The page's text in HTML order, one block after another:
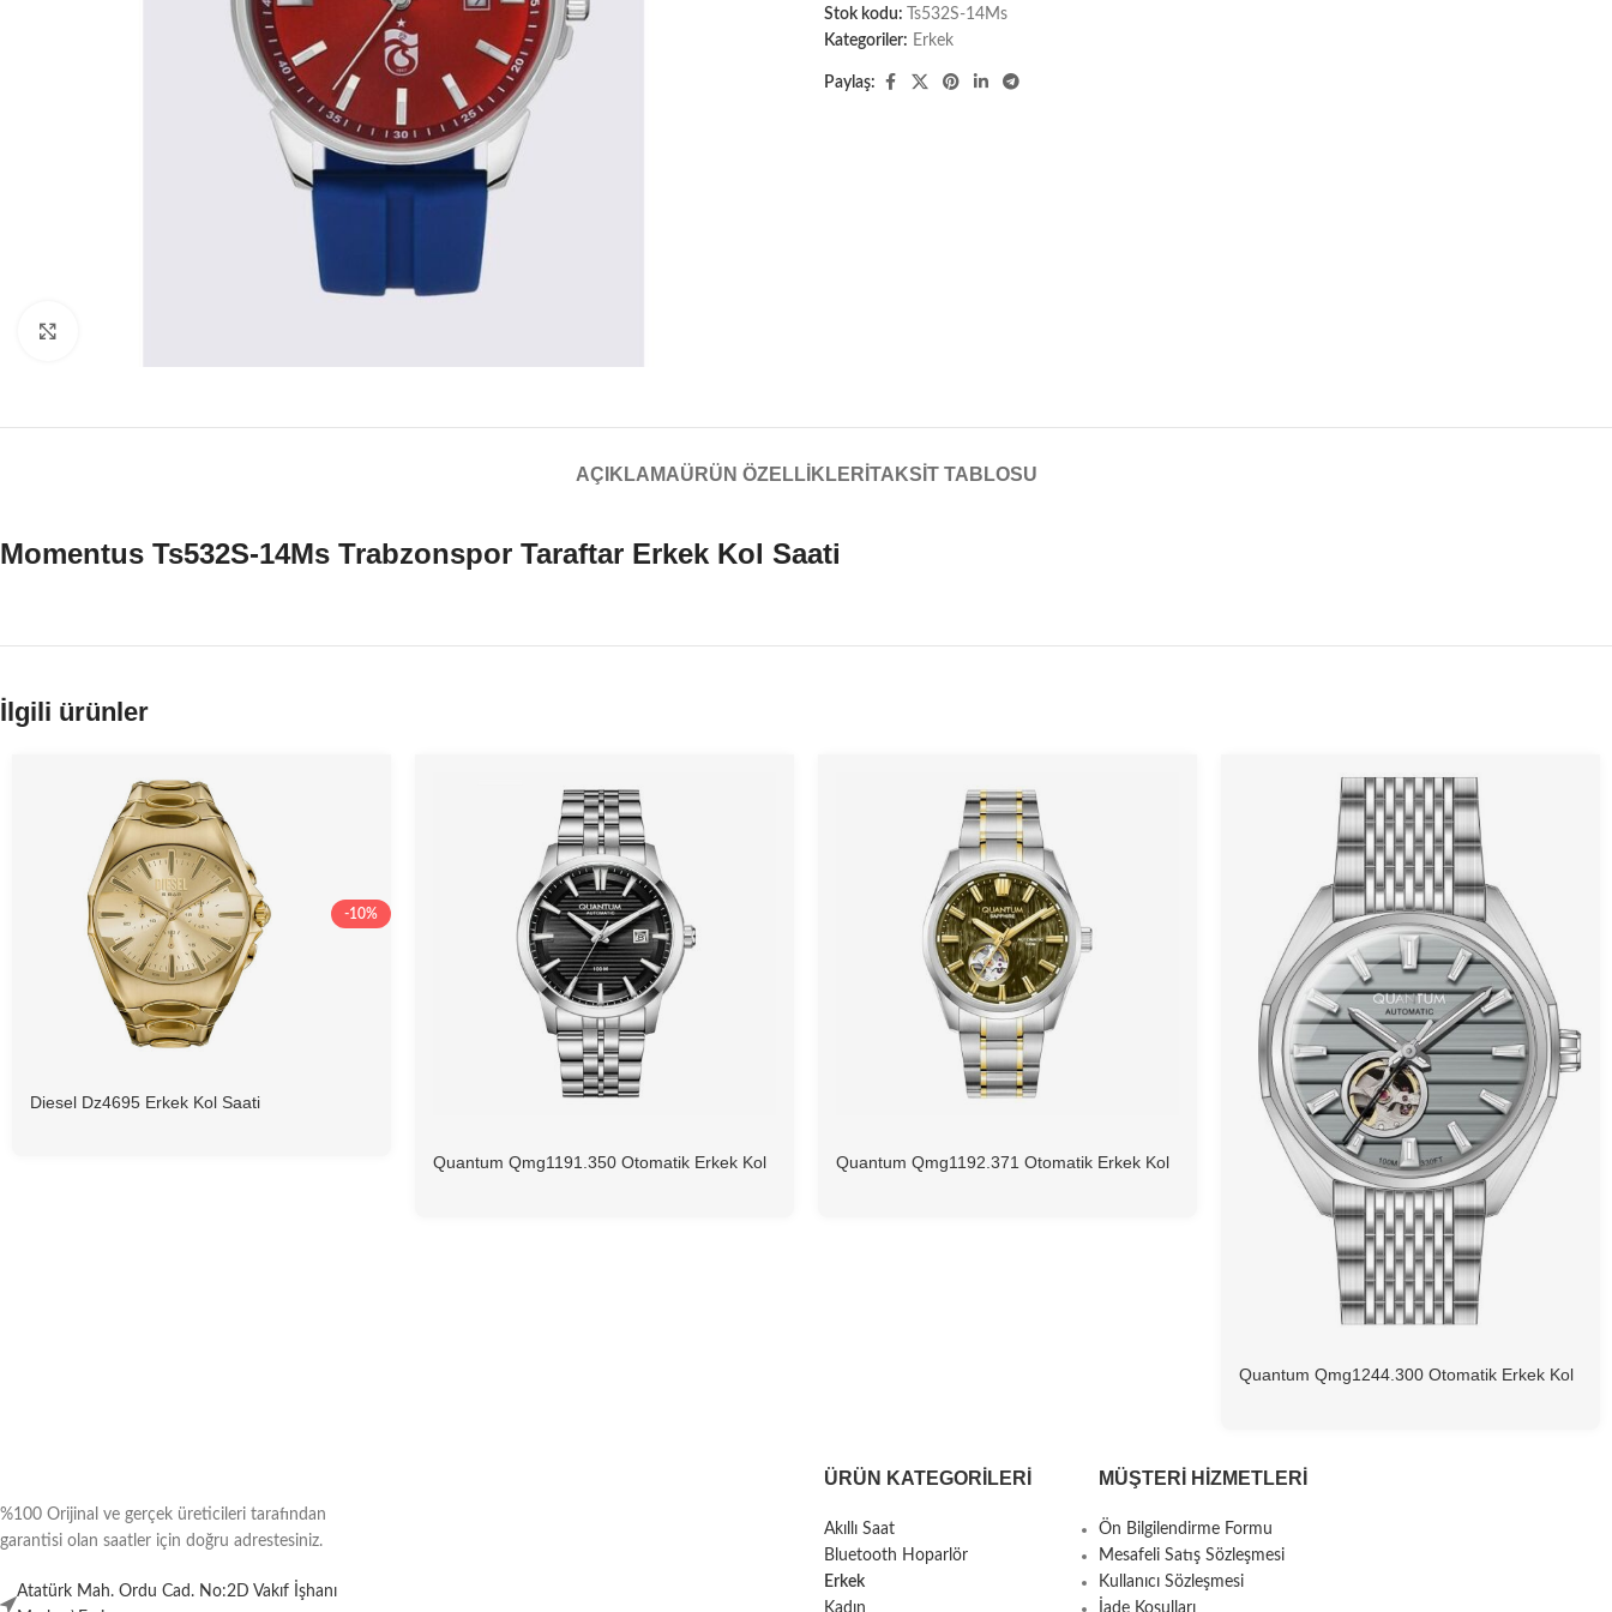
Stok kodu:
Ts532S-14Ms
Kategoriler: Erkek
Paylaş:
AÇIKLAMAÜRÜN ÖZELLIKLERI TAKSIT TABLOSU
Momentus Ts532S-14Ms Trabzonspor Taraftar Erkek Kol Saati
İlgili ürünler
-10%
Diesel Dz4695 Erkek Kol Saati
Quantum Qmg1191.350 Otomatik Erkek Kol
Quantum Qmg1192.371 Otomatik Erkek Kol
Quantum Qmg1244.300 Otomatik Erkek Kol
%100 Orijinal ve gerçek üreticileri tarafından
garantisi olan saatler için doğru adrestesiniz.
Atatürk Mah. Ordu Cad. No:2D Vakıf İşhanı
ÜRÜN KATEGORILERI
Akıllı Saat
Bluetooth Hoparlör
Erkek
Kadın
MÜŞTERI HIZMETLERI
Ön Bilgilendirme Formu
Mesafeli Satış Sözleşmesi
Kullanıcı Sözleşmesi
İade Koşulları